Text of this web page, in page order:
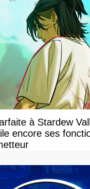
à Stardew
encore ses